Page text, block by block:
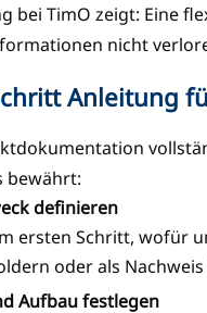
bei TimO zeigt: Eine
nicht
Anleitung
bewährt:
definieren
ersten Schritt, wofür
oder als
Aufbau festlegen